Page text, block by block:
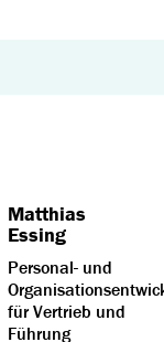
Matthias
Essing
Personal- und
für Vertrieb und
Führung